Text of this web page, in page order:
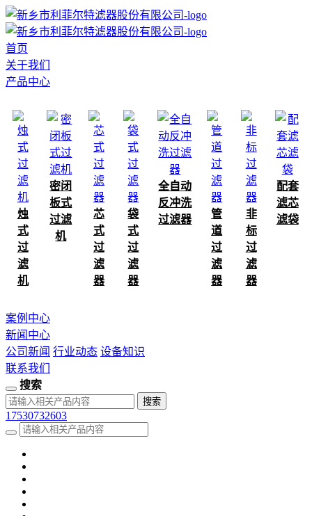
首页
关于我们
产品中心
烛
式
过
滤
机
密闭
板式
过滤
机
芯
式
过
滤
器
袋
式
过
滤
器
全自动
反冲洗
过滤器
管
道
过
滤
器
非
标
过
滤
器
配套
滤芯
滤袋
案例中心
新闻中心
公司新闻 行业动态 设备知识
联系我们
搜索
17530732603